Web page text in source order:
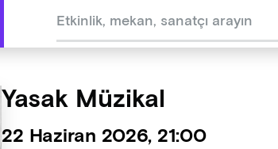
Yasak Müzikal
22 Haziran 2026, 21:00